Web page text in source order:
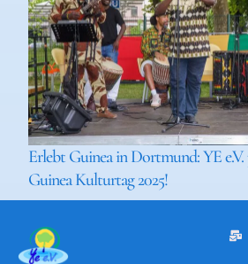
Erlebt Guinea in Dortmund: YE
Guinea Kulturtag 2025!